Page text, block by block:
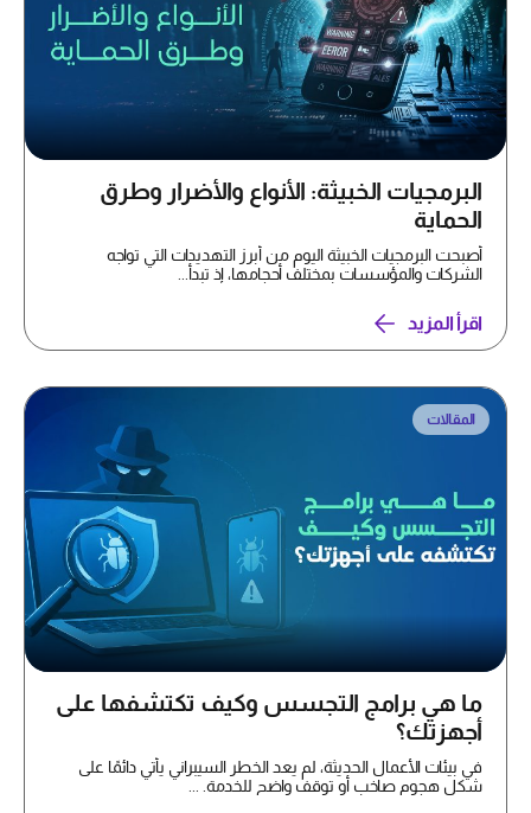
البرمجيات الخبيثة: الأنواع والأضرار وطرق
الحماية
أصبحت البرمجيات الخبيثة اليوم من أبرز التهديدات التي تواجه
الشركات والمؤسسات بمختلف أحجامها، إذ تبدأ...
اقرأ المزيد
المقالات
ما هي برامج التجسس وكيف تكتشفها على
أجهزتك؟
في بيئات الأعمال الحديثة، لم يعد الخطر السيبراني يأتي دائمًا على
شكل هجوم صاخب أو توقف واضح للخدمة. ...